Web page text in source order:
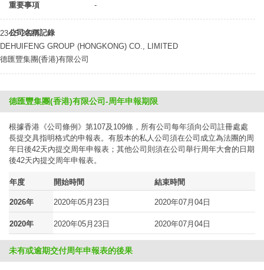
重要事項 -
公司名稱記錄
23-05-2017
DEHUIFENG GROUP (HONGKONG) CO., LIMITED
德匯豐集團(香港)有限公司
德匯豐集團(香港)有限公司-周年申報期限
根據香港《公司條例》第107及109條，所有公司每年須向公司註冊處處
長提交具指明格式的申報表。有股本的私人公司須在公司成立為法團的周
年日後42天內提交周年申報表；其他公司則須在公司舉行周年大會的日期
後42天內提交周年申報表。
年度 開始時間 結束時間
2026年 2020年05月23日 2020年07月04日
2020年 2020年05月23日 2020年07月04日
未有或逾期交付周年申報表的後果